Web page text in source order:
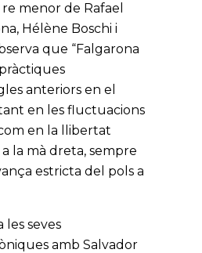
menor de Rafael
Hélène Boschi i
que “Falgarona
anteriors en el
en les fluctuacions
en la llibertat
la mà dreta, sempre
estricta del pols a
les seves
amb Salvador